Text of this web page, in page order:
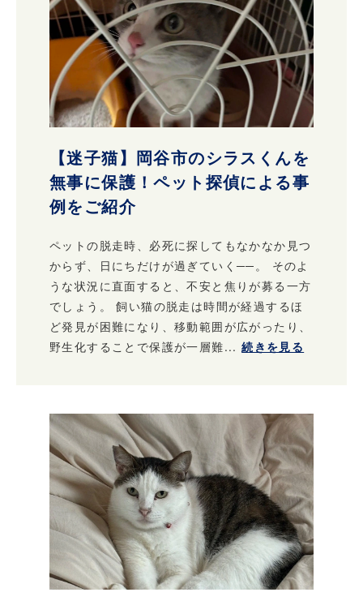
【迷子猫】岡谷市のシラスくんを
無事に保護！ペット探偵による事
例をご紹介
ペットの脱走時、必死に探してもなかなか見つ
からず、日にちだけが過ぎていく──。 そのよ
うな状況に直面すると、不安と焦りが募る一方
でしょう。 飼い猫の脱走は時間が経過するほ
ど発見が困難になり、移動範囲が広がったり、
野生化することで保護が一層難...続きを見る